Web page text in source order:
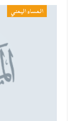
المساء اليمني